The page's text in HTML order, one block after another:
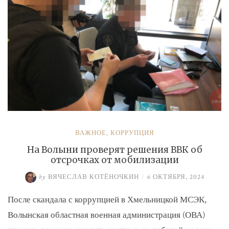
ВАЖНОЕ, КОРРУПЦИЯ
На Волыни проверят решения ВВК об
отсрочках от мобилизации
by ВЯЧЕСЛАВ КОТЁНОЧКИН / 6 ОКТЯБРЯ, 2024
После скандала с коррупцией в Хмельницкой МСЭК,
Волынская областная военная администрация (ОВА)